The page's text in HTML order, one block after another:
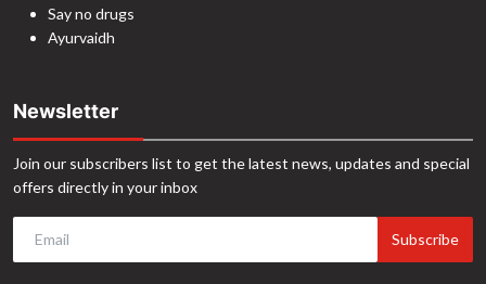
Say no drugs
Ayurvaidh
Newsletter
Join our subscribers list to get the latest news, updates and special
offers directly in your inbox
Subscribe